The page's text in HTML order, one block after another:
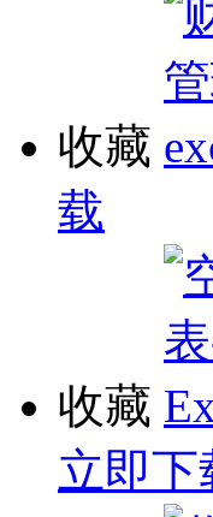
收藏
载
收藏
立即下